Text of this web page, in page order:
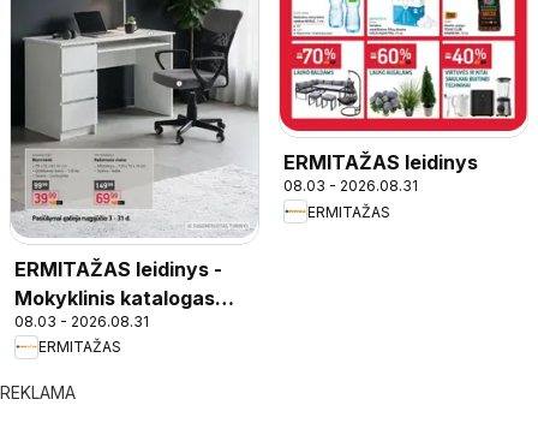
ERMITAŽAS leidinys -
Mokyklinis katalogas
2026
08.03 - 2026.08.31
ERMITAŽAS
ERMITAŽAS leidinys
08.03 - 2026.08.31
ERMITAŽAS
REKLAMA